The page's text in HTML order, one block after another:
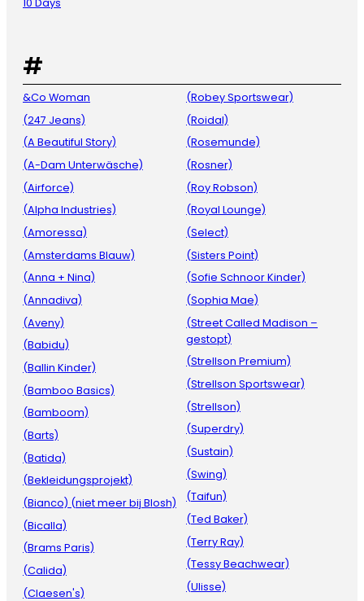
#
&Co Woman
(247 Jeans)
(A Beautiful Story)
(A-Dam Unterwäsche)
(Airforce)
(Alpha Industries)
(Amoressa)
(Amsterdams Blauw)
(Anna + Nina)
(Annadiva)
(Aveny)
(Babidu)
(Ballin Kinder)
(Bamboo Basics)
(Bamboom)
(Barts)
(Batida)
(Bekleidungsprojekt)
(Bianco) (niet meer bij Blosh)
(Bicalla)
(Brams Paris)
(Calida)
(Claesen's)
(Robey Sportswear)
(Roidal)
(Rosemunde)
(Rosner)
(Roy Robson)
(Royal Lounge)
(Select)
(Sisters Point)
(Sofie Schnoor Kinder)
(Sophia Mae)
(Street Called Madison –
gestopt)
(Strellson Premium)
(Strellson Sportswear)
(Strellson)
(Superdry)
(Sustain)
(Swing)
(Taifun)
(Ted Baker)
(Terry Ray)
(Tessy Beachwear)
(Ulisse)